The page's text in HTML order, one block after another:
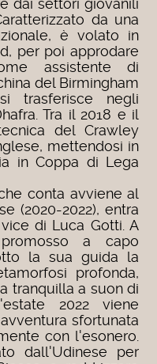
dai settori giovanili
da una
è volato in
per poi approdare
assistente di
del Birmingham
trasferisce negli
Tra il 2018 e il
del Crawley
mettendosi in
in Coppa di Lega
conta avviene al
(2020-2022), entra
di Luca Gotti.A
a capo
la sua guida la
profonda,
tranquilla a suon di
2022 viene
sfortunata
con l'esonero.
dall'Udinese per